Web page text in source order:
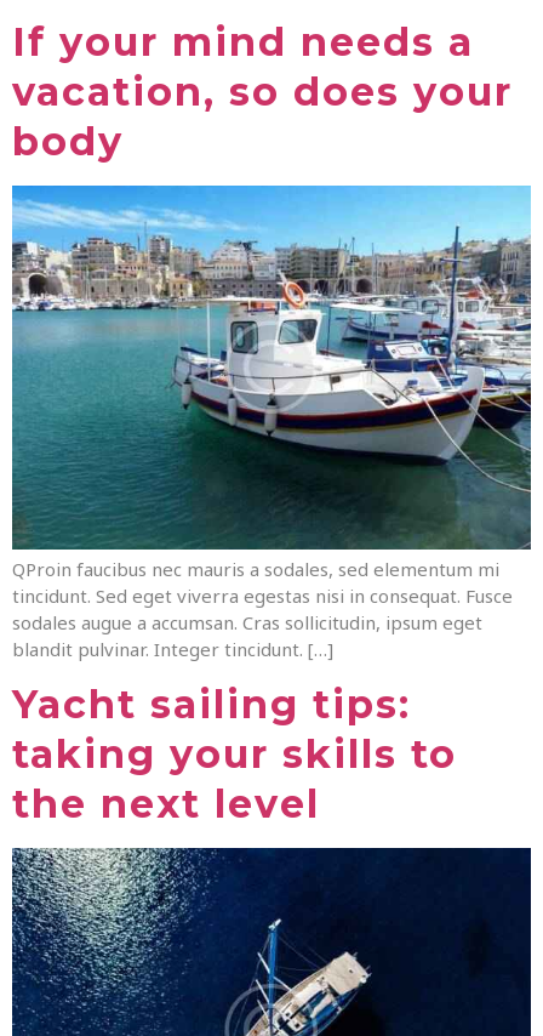
If your mind needs a
vacation, so does your
body
QProin faucibus nec mauris a sodales, sed elementum mi
tincidunt. Sed eget viverra egestas nisi in consequat. Fusce
sodales augue a accumsan. Cras sollicitudin, ipsum eget
blandit pulvinar. Integer tincidunt. […]
Yacht sailing tips:
taking your skills to
the next level